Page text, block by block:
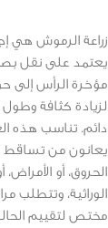
زراعة الرموش هي
يعتمد على نقل
مؤخرة الرأس إلى
لزيادة كثافة
دائم. تناسب هذه
يعانون من
الحروق، أو الأمراض،
الوراثية، وتتطلب
مختص لتقييم